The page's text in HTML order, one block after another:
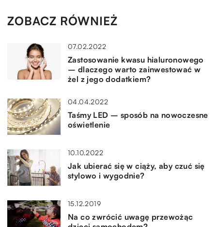
ZOBACZ RÓWNIEŻ
07.02.2022
Zastosowanie kwasu hialuronowego
– dlaczego warto zainwestować w
żel z jego dodatkiem?
04.04.2022
Taśmy LED – sposób na nowoczesne
oświetlenie
10.10.2022
Jak ubierać się w ciąży, aby czuć się
stylowo i wygodnie?
15.12.2019
Na co zwrócić uwagę przewożąc